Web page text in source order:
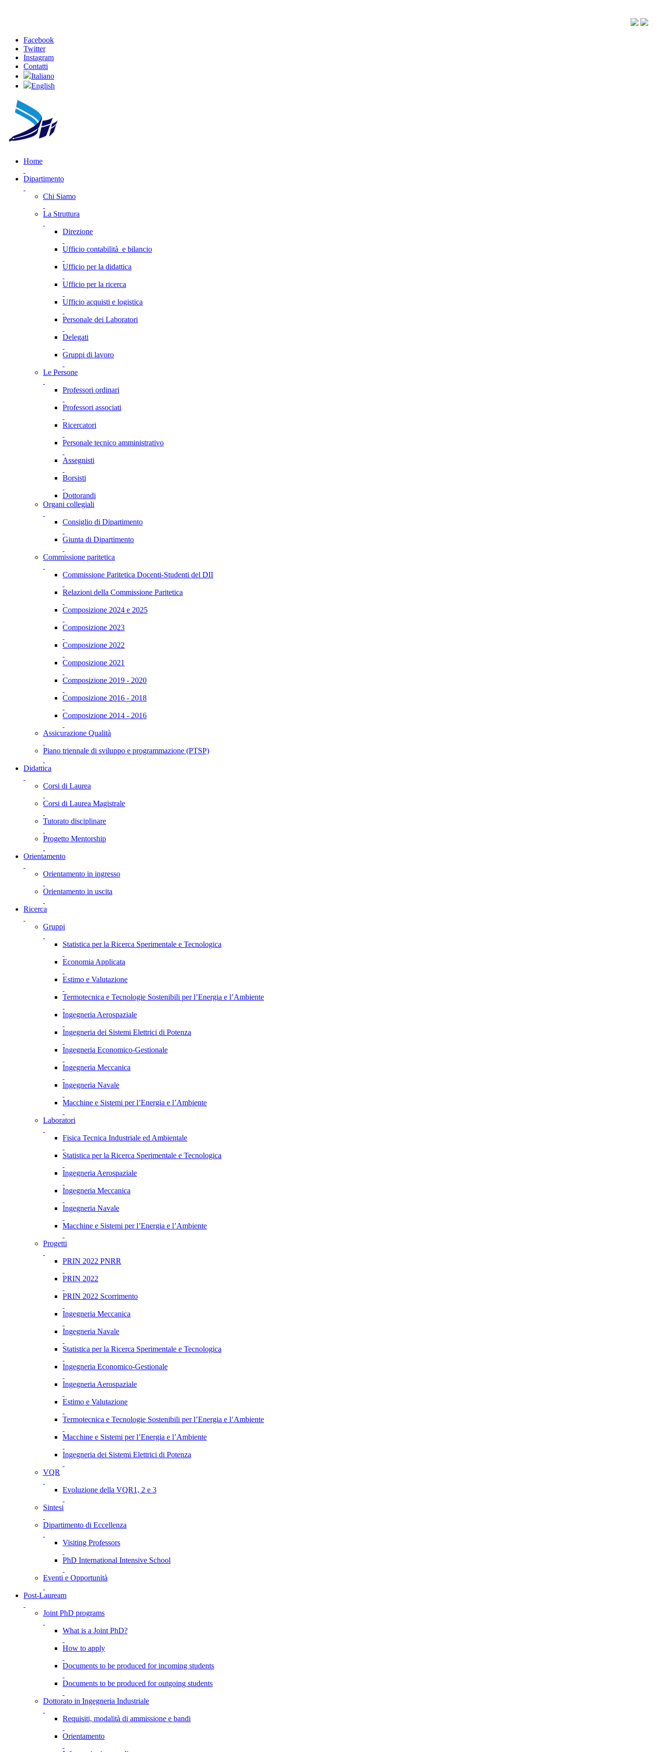
Facebook
Twitter
Instagram
Contatti
Italiano
English
Home
Dipartimento
Chi Siamo
La Struttura
Direzione
Ufficio contabilità e bilancio
Ufficio per la didattica
Ufficio per la ricerca
Ufficio acquisti e logistica
Personale dei Laboratori
Delegati
Gruppi di lavoro
Le Persone
Professori ordinari
Professori associati
Ricercatori
Personale tecnico amministrativo
Assegnisti
Borsisti
Dottorandi
Organi collegiali
Consiglio di Dipartimento
Giunta di Dipartimento
Commissione paritetica
Commissione Paritetica Docenti-Studenti del DII
Relazioni della Commissione Paritetica
Composizione 2024 e 2025
Composizione 2023
Composizione 2022
Composizione 2021
Composizione 2019 - 2020
Composizione 2016 - 2018
Composizione 2014 - 2016
Assicurazione Qualità
Piano triennale di sviluppo e programmazione (PTSP)
Didattica
Corsi di Laurea
Corsi di Laurea Magistrale
Tutorato disciplinare
Progetto Mentorship
Orientamento
Orientamento in ingresso
Orientamento in uscita
Ricerca
Gruppi
Statistica per la Ricerca Sperimentale e Tecnologica
Economia Applicata
Estimo e Valutazione
Termotecnica e Tecnologie Sostenibili per l’Energia e l’Ambiente
Ingegneria Aerospaziale
Ingegneria dei Sistemi Elettrici di Potenza
Ingegneria Economico-Gestionale
Ingegneria Meccanica
Ingegneria Navale
Macchine e Sistemi per l’Energia e l’Ambiente
Laboratori
Fisica Tecnica Industriale ed Ambientale
Statistica per la Ricerca Sperimentale e Tecnologica
Ingegneria Aerospaziale
Ingegneria Meccanica
Ingegneria Navale
Macchine e Sistemi per l’Energia e l’Ambiente
Progetti
PRIN 2022 PNRR
PRIN 2022
PRIN 2022 Scorrimento
Ingegneria Meccanica
Ingegneria Navale
Statistica per la Ricerca Sperimentale e Tecnologica
Ingegneria Economico-Gestionale
Ingegneria Aerospaziale
Estimo e Valutazione
Termotecnica e Tecnologie Sostenibili per l’Energia e l’Ambiente
Macchine e Sistemi per l’Energia e l’Ambiente
Ingegneria dei Sistemi Elettrici di Potenza
VQR
Evoluzione della VQR1, 2 e 3
Sintesi
Dipartimento di Eccellenza
Visiting Professors
PhD International Intensive School
Eventi e Opportunità
Post-Lauream
Joint PhD programs
What is a Joint PhD?
How to apply
Documents to be produced for incoming students
Documents to be produced for outgoing students
Dottorato in Ingegneria Industriale
Requisiti, modalità di ammissione e bandi
Orientamento